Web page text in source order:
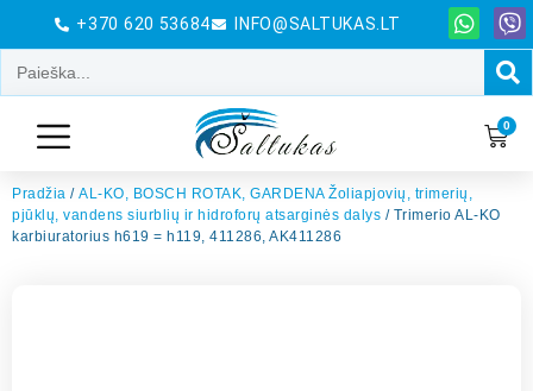
+370 620 53684 INFO@SALTUKAS.LT
0
Pradžia / AL-KO, BOSCH ROTAK, GARDENA Žoliapjovių, trimerių,
pjūklų, vandens siurblių ir hidroforų atsarginės dalys / Trimerio AL-KO
karbiuratorius h619 = h119, 411286, AK411286